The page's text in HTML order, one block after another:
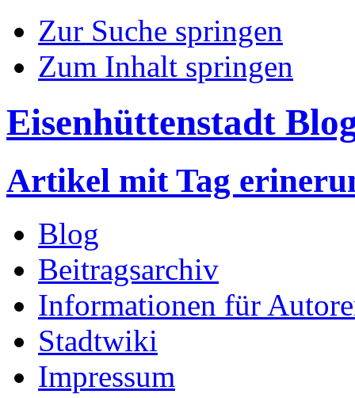
Zur Suche springen
Zum Inhalt springen
Eisenhüttenstadt
Artikel mit Tag
Blog
Beitragsarchiv
Informationen für
Stadtwiki
Impressum